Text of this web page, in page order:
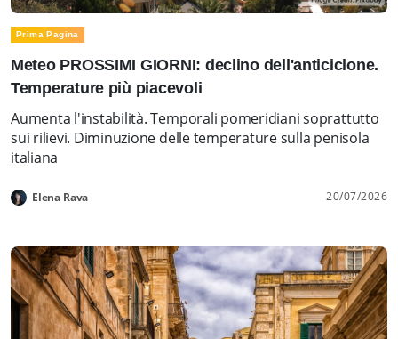
Prima Pagina
Meteo PROSSIMI GIORNI: declino dell'anticiclone.
Temperature più piacevoli
Aumenta l'instabilità. Temporali pomeridiani soprattutto
sui rilievi. Diminuzione delle temperature sulla penisola
italiana
Elena Rava 20/07/2026